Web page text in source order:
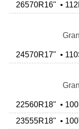
26570R16" •
24570R17" •
22560R18" •
23555R18" •